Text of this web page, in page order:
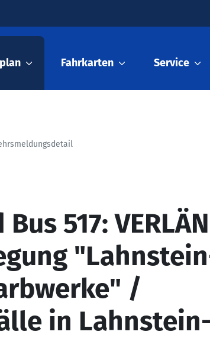
Fahrkarten Service
517:
"Lahnstein-
/
in Lahnstein-